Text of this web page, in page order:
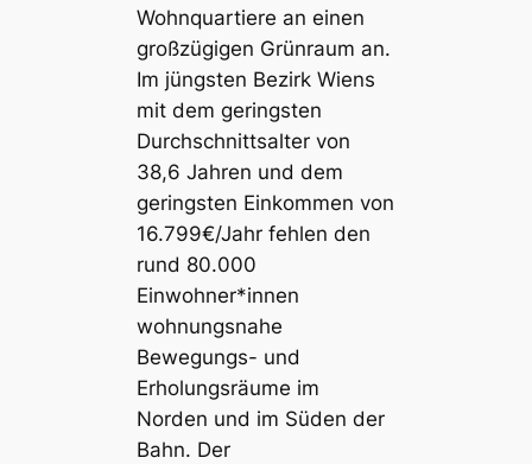
Wohnquartiere an einen
großzügigen Grünraum an.
Im jüngsten Bezirk Wiens
mit dem geringsten
Durchschnittsalter von
38,6 Jahren und dem
geringsten Einkommen von
16.799€/Jahr fehlen den
rund 80.000
Einwohner*innen
wohnungsnahe
Bewegungs- und
Erholungsräume im
Norden und im Süden der
Bahn. Der